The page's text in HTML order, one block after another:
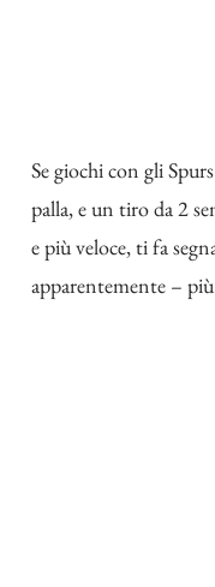
Se giochi con gli
palla, e un tiro da 2
e più veloce, ti fa
apparentemente –